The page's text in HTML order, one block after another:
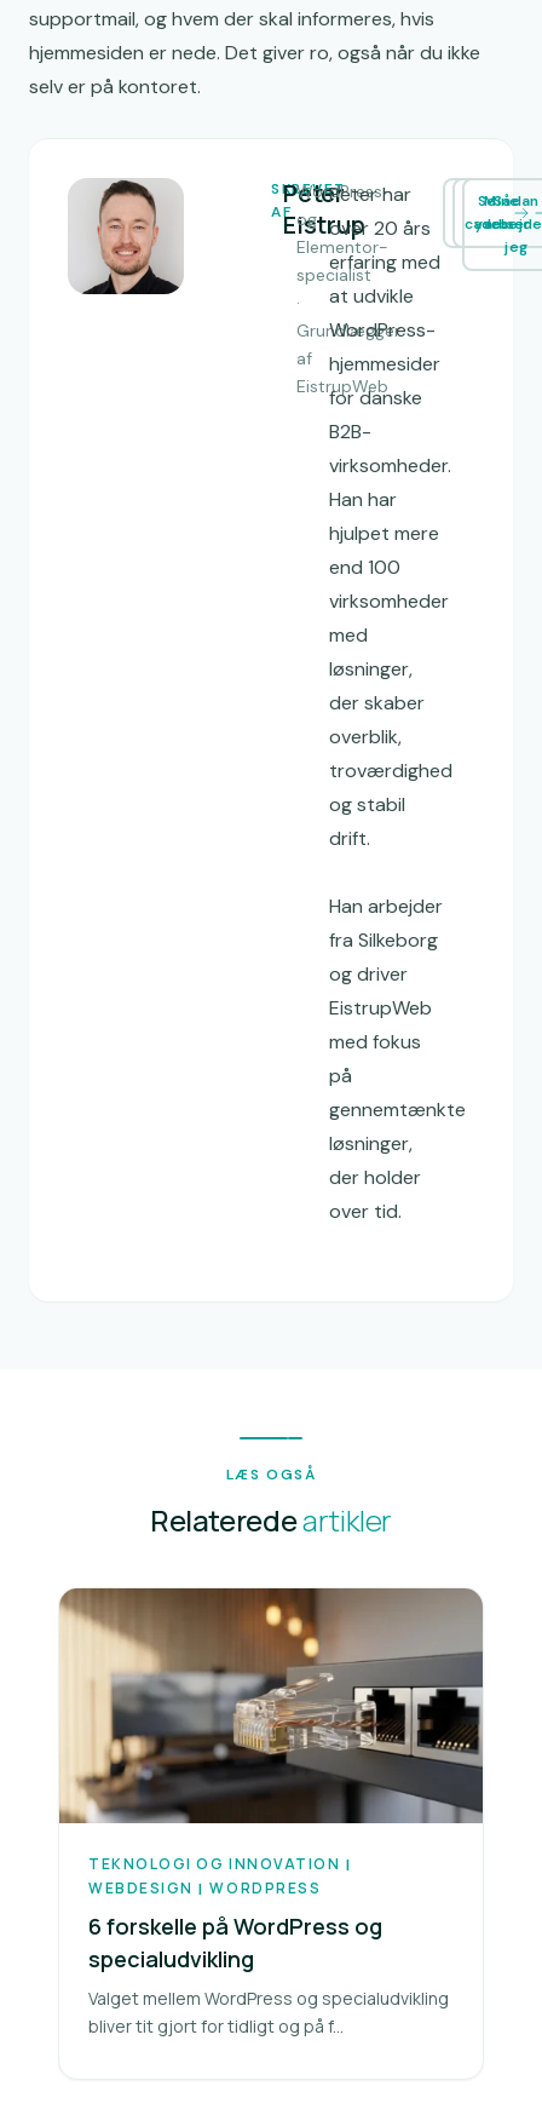
supportmail, og hvem der skal informeres, hvis
hjemmesiden er nede. Det giver ro, også når du ikke
selv er på kontoret.
SKREVET
AF
Peter
Eistrup
WordPress-
og
Elementor-
specialist
·
Grundlægger
af
EistrupWeb
Peter har
over 20 års
erfaring med
at udvikle
WordPress-
hjemmesider
for danske
B2B-
virksomheder.
Han har
hjulpet mere
end 100
virksomheder
med
løsninger,
der skaber
overblik,
troværdighed
og stabil
drift.
Han arbejder
fra Silkeborg
og driver
EistrupWeb
med fokus
på
gennemtænkte
løsninger,
der holder
over tid.
Se
cases
Mine
ydelser
Sådan
jeg
LÆS OGSÅ
Relateredeartikler
TEKNOLOGI OG INNOVATION |
WEBDESIGN |WORDPRESS
6 forskelle på WordPress og
specialudvikling
Valget mellem WordPress og specialudvikling
bliver tit gjort for tidligt og på f...